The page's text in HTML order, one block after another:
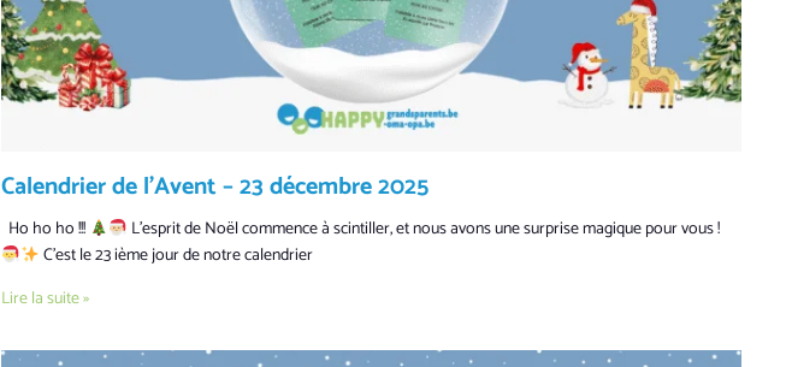
Calendrier de l’Avent – 23 décembre 2025
Ho ho ho !!!
L’esprit de Noël commence à scintiller, et nous avons une surprise magique pour vous !
C’est le 23 ième jour de notre calendrier
Lire la suite »